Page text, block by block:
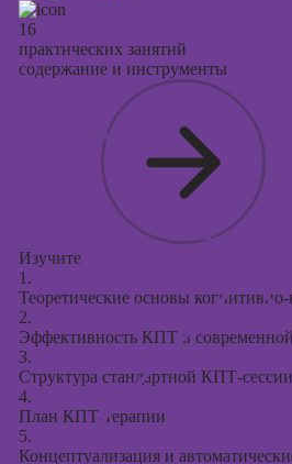
16
практических занятий
содержание и инструменты
Изучите
1.
Теоретические основы
2.
Эффективность КПТ в
3.
Структура стандартной КПТ-сессии
4.
План КПТ-терапии
5.
Концептуализация и